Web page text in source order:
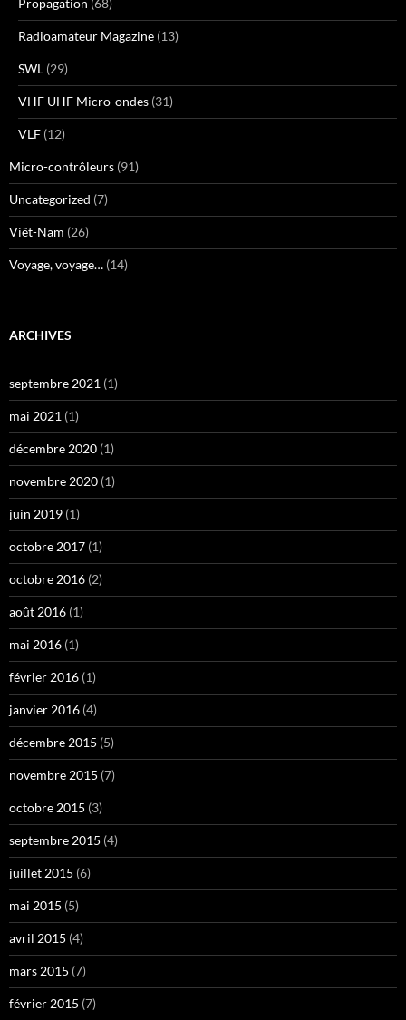
Radioamateur Magazine (13)
SWL (29)
VHF UHF Micro-ondes (31)
VLF (12)
Micro-contrôleurs (91)
Uncategorized (7)
Viêt-Nam (26)
Voyage, voyage… (14)
ARCHIVES
septembre 2021 (1)
mai 2021 (1)
décembre 2020 (1)
novembre 2020 (1)
juin 2019 (1)
octobre 2017 (1)
octobre 2016 (2)
août 2016 (1)
mai 2016 (1)
février 2016 (1)
janvier 2016 (4)
décembre 2015 (5)
novembre 2015 (7)
octobre 2015 (3)
septembre 2015 (4)
juillet 2015 (6)
mai 2015 (5)
avril 2015 (4)
mars 2015 (7)
février 2015 (7)